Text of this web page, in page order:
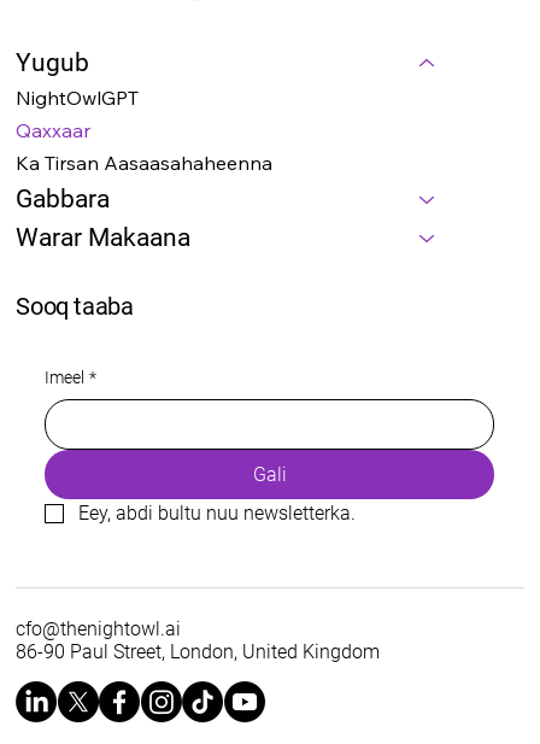
Yugub
NightOwlGPT
Qaxxaar
Ka Tirsan Aasaasahaheenna
Gabbara
Warar Makaana
Sooq taaba
Imeel *
Gali
Eey, abdi bultu nuu newsletterka.
cfo@thenightowl.ai
86-90 Paul Street, London, United Kingdom